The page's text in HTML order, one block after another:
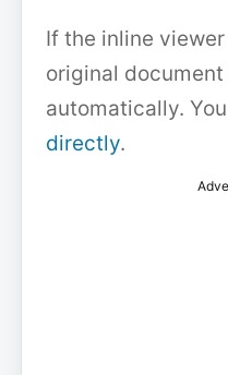
If the inline
original
automatically.
directly.